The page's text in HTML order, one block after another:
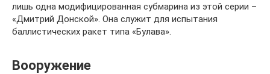
лишь одна модифицированная субмарина из этой серии –
«Дмитрий Донской». Она служит для испытания
баллистических ракет типа «Булава».
Вооружение